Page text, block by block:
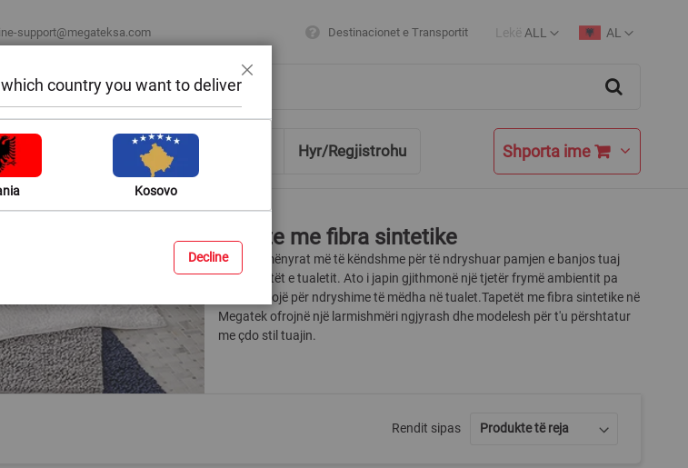
support@megateksa.com Destinacionet e Transportit
Currency
Lekë ALL
Language
AL
Ndihmë & Këshilla Hyr/Regjistrohu Shporta ime
Tapete me fibra sintetike
Një nga mënyrat më të këndshme për të ndryshuar pamjen e banjos tuaj
janë tapetët e tualetit. Ato i japin gjithmonë një tjetër frymë ambientit pa
patur nevojë për ndryshime të mëdha në tualet.Tapetët me fibra sintetike në
Megatek ofrojnë një larmishmëri ngjyrash dhe modelesh për t'u përshtatur
me çdo stil tuajin.
Rendit sipas
country you want to deliver
Kosovo
Decline